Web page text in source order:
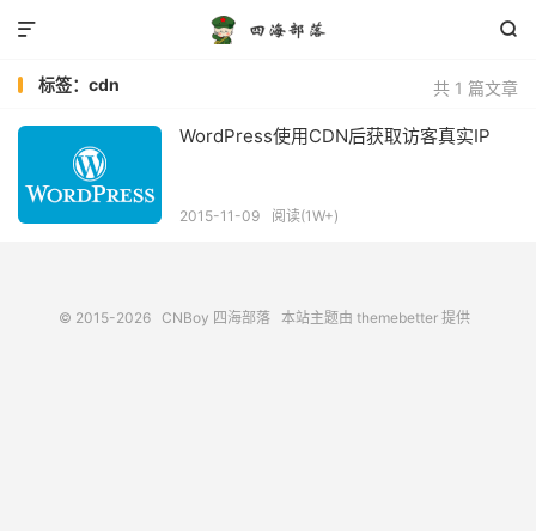


共 1 篇文章
标签：cdn
WordPress使用CDN后获取访客真实IP
2015-11-09 阅读(1W+)
© 2015-2026 CNBoy 四海部落 本站主题由 themebetter 提供